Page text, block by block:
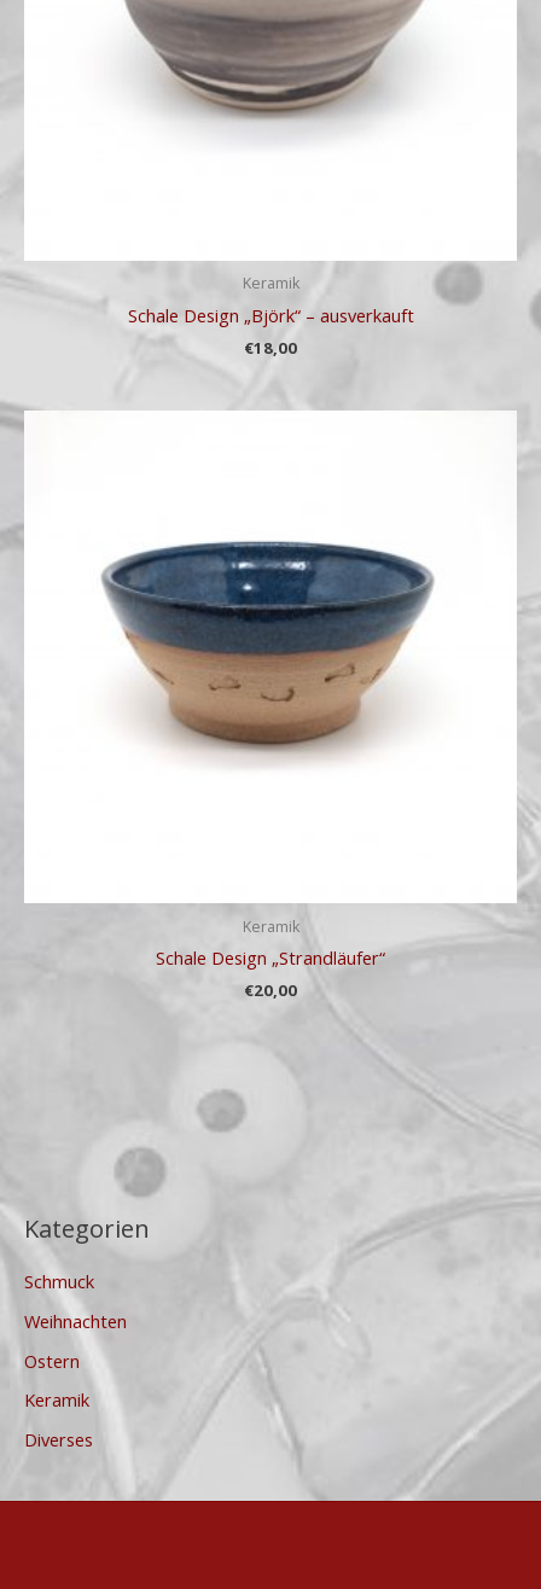
Kategorien
Schmuck
Weihnachten
Ostern
Keramik
Diverses
Keramik
Schale Design „Björk“ – ausverkauft
€18,00
Keramik
Schale Design „Strandläufer“
€20,00